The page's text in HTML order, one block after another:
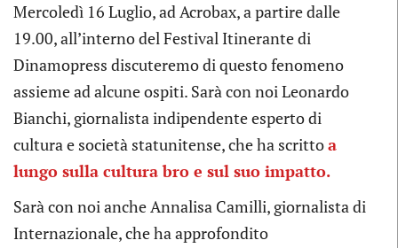
Mercoledì 16 Luglio, ad Acrobax, a partire dalle
19.00, all’interno del Festival Itinerante di
Dinamopress discuteremo di questo fenomeno
assieme ad alcune ospiti. Sarà con noi Leonardo
Bianchi, giornalista indipendente esperto di
cultura e società statunitense, che ha scrittoa
lungo sulla cultura bro e sul suo impatto.
Sarà con noi anche Annalisa Camilli, giornalista di
Internazionale, che ha approfondito